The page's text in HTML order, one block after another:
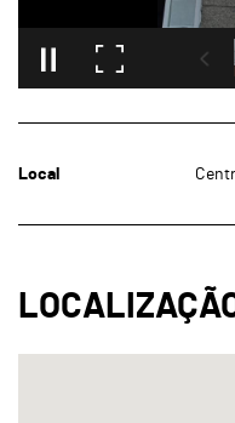
Local